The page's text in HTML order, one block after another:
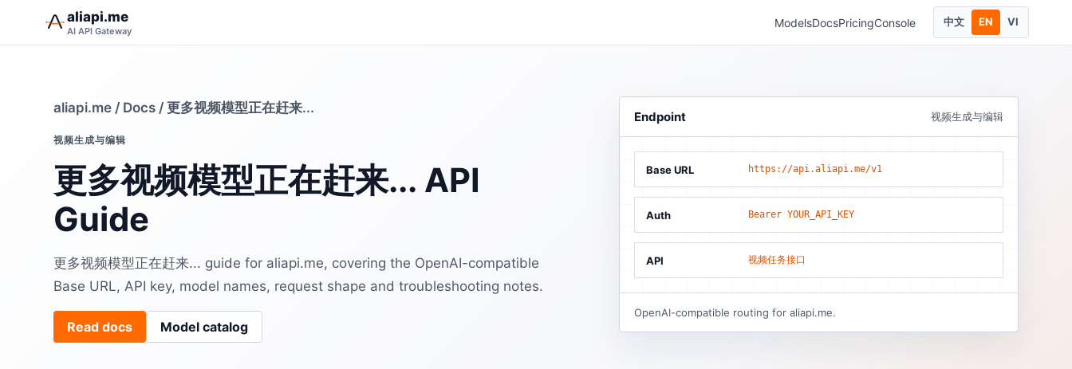
aliapi.me
AI API Gateway
ModelsDocsPricingConsole 中文 EN VI
aliapi.me / Docs / 更多视频模型正在赶来...
视频生成与编辑
更多视频模型正在赶来... API
Guide
更多视频模型正在赶来... guide for aliapi.me, covering the OpenAI-compatible
Base URL, API key, model names, request shape and troubleshooting notes.
Read docs Model catalog
Endpoint 视频生成与编辑
Base URL https://api.aliapi.me/v1
Auth Bearer YOUR_API_KEY
API 视频任务接口
OpenAI-compatible routing for aliapi.me.